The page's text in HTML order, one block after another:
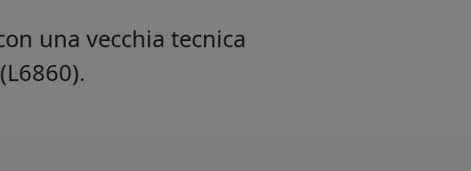
una vecchia tecnica